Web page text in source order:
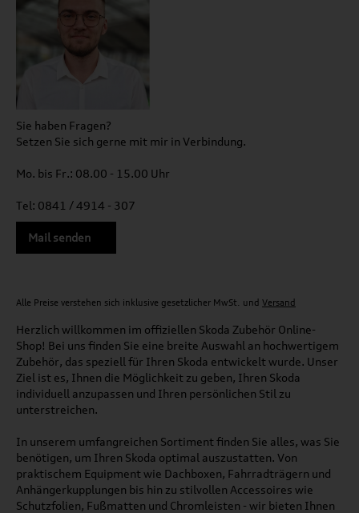
Sie haben Fragen?
Setzen Sie sich gerne mit mir in Verbindung.
Mo. bis Fr.: 08.00 - 15.00 Uhr
Tel: 0841 / 4914 - 307
Mail senden
Alle Preise verstehen sich inklusive gesetzlicher MwSt. und Versand
Herzlich willkommen im offiziellen Skoda Zubehör Online-
Shop! Bei uns finden Sie eine breite Auswahl an hochwertigem
Zubehör, das speziell für Ihren Skoda entwickelt wurde. Unser
Ziel ist es, Ihnen die Möglichkeit zu geben, Ihren Skoda
individuell anzupassen und Ihren persönlichen Stil zu
unterstreichen.
In unserem umfangreichen Sortiment finden Sie alles, was Sie
benötigen, um Ihren Skoda optimal auszustatten. Von
praktischem Equipment wie Dachboxen, Fahrradträgern und
Anhängerkupplungen bis hin zu stilvollen Accessoires wie
Schutzfolien, Fußmatten und Chromleisten - wir bieten Ihnen